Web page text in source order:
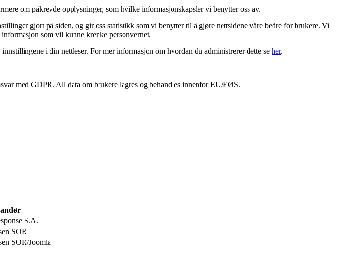
om påkrevde opplysninger, som hvilke informasjonskapsler vi benytter oss av.
gjort på siden, og gir oss statistikk som vi benytter til å gjøre nettsidene våre bedre for brukere. Vi
som vil kunne krenke personvernet.
i din nettleser. For mer informasjon om hvordan du administrerer dette se her.
med GDPR. All data om brukere lagres og behandles innenfor EU/EØS.
S.A.
SOR
SOR/Joomla